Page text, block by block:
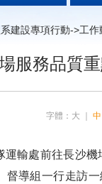
建設專項行動->工作
服務品質
字體： 大 中
處前往長沙機
導組一行走訪